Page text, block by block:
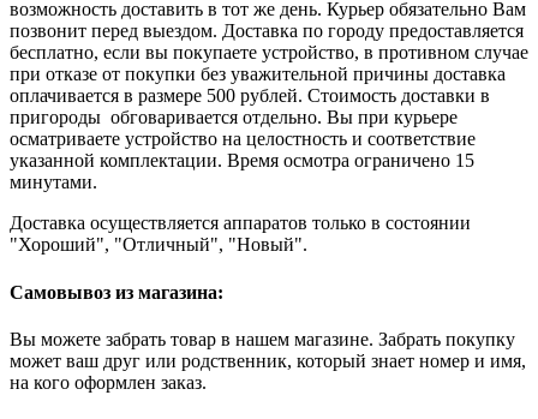
возможность доставить в тот же день. Курьер обязательно Вам
позвонит перед выездом. Доставка по городу предоставляется
бесплатно, если вы покупаете устройство, в противном случае
при отказе от покупки без уважительной причины доставка
оплачивается в размере 500 рублей. Стоимость доставки в
пригороды обговаривается отдельно. Вы при курьере
осматриваете устройство на целостность и соответствие
указанной комплектации. Время осмотра ограничено 15
минутами.
Доставка осуществляется аппаратов только в состоянии
"Хороший", "Отличный", "Новый".
Самовывоз из магазина:
Вы можете забрать товар в нашем магазине. Забрать покупку
может ваш друг или родственник, который знает номер и имя,
на кого оформлен заказ.